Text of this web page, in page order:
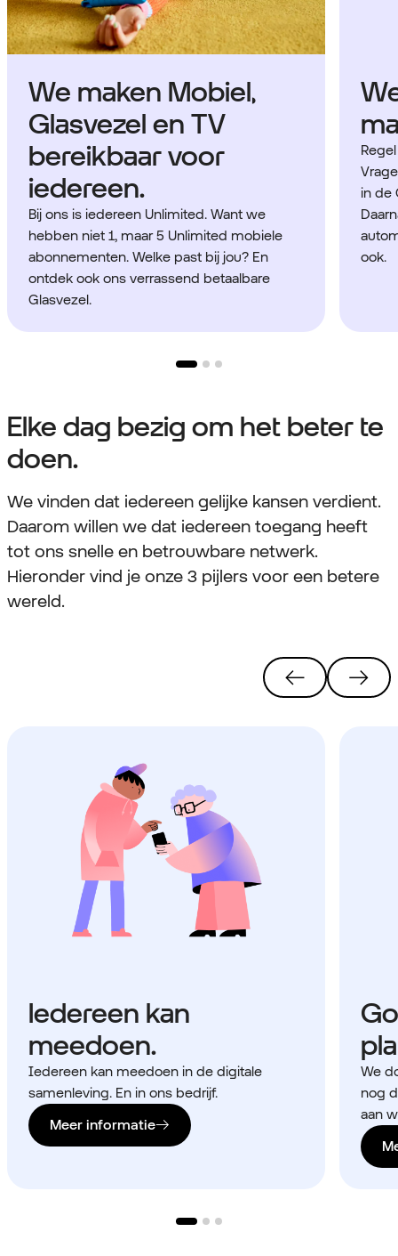
We maken Mobiel,
Glasvezel en TV
bereikbaar voor
iedereen.
Bij ons is iedereen Unlimited. Want we
hebben niet 1, maar 5 Unlimited mobiele
abonnementen. Welke past bij jou? En
ontdek ook ons verrassend betaalbare
Glasvezel.
in de
ook.
Elke dag bezig om het beter te
doen.
We vinden dat iedereen gelijke kansen verdient.
Daarom willen we dat iedereen toegang heeft
tot ons snelle en betrouwbare netwerk.
Hieronder vind je onze 3 pijlers voor een betere
wereld.
Iedereen kan
meedoen.
Iedereen kan meedoen in de digitale
samenleving. En in ons bedrijf.
Meer informatie
We
nog
aan